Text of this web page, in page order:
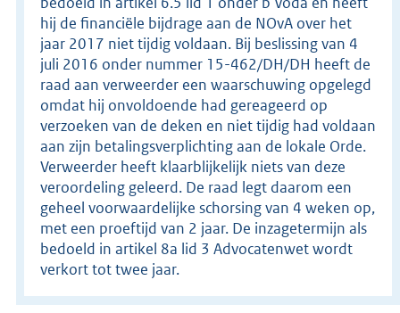
hij de financiële bijdrage aan de NOvA over het
jaar 2017 niet tijdig voldaan. Bij beslissing van 4
juli 2016 onder nummer 15-462/DH/DH heeft de
raad aan verweerder een waarschuwing opgelegd
omdat hij onvoldoende had gereageerd op
verzoeken van de deken en niet tijdig had voldaan
aan zijn betalingsverplichting aan de lokale Orde.
Verweerder heeft klaarblijkelijk niets van deze
veroordeling geleerd. De raad legt daarom een
geheel voorwaardelijke schorsing van 4 weken op,
met een proeftijd van 2 jaar. De inzagetermijn als
bedoeld in artikel 8a lid 3 Advocatenwet wordt
verkort tot twee jaar.